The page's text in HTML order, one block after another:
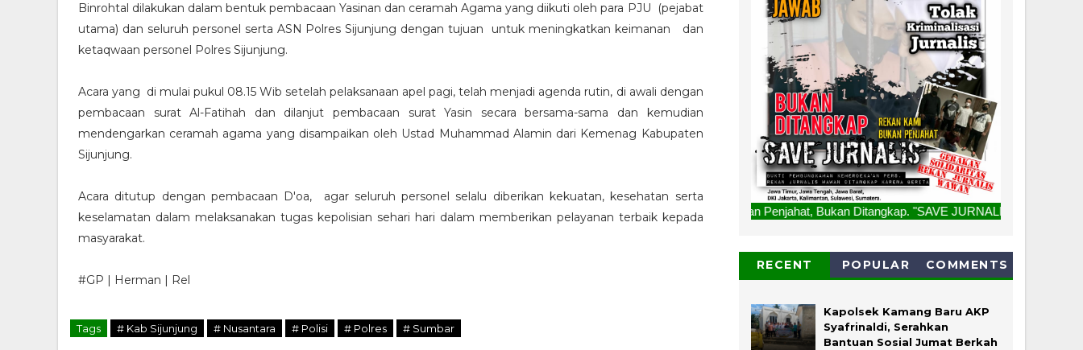
Binrohtal dilakukan dalam bentuk pembacaan Yasinan dan ceramah Agama yang diikuti oleh para PJU (pejabat
utama) dan seluruh personel serta ASN Polres Sijunjung dengan tujuan untuk meningkatkan keimanan dan
ketaqwaan personel Polres Sijunjung.
Acara yang di mulai pukul 08.15 Wib setelah pelaksanaan apel pagi, telah menjadi agenda rutin, di awali dengan
pembacaan surat Al-Fatihah dan dilanjut pembacaan surat Yasin secara bersama-sama dan kemudian
mendengarkan ceramah agama yang disampaikan oleh Ustad Muhammad Alamin dari Kemenag Kabupaten
Sijunjung.
Acara ditutup dengan pembacaan D'oa, agar seluruh personel selalu diberikan kekuatan, kesehatan serta
keselamatan dalam melaksanakan tugas kepolisian sehari hari dalam memberikan pelayanan terbaik kepada
masyarakat.
#GP | Herman | Rel
Tags # Kab Sijunjung # Nusantara # Polisi # Polres # Sumbar
SERUAN LEMBAGA & ORGANISASI PERS UNTUK BERSATU. "Tolak Kriminalisasi Jurnalis, Rekan Kami Bukan Penjahat, Bukan Ditangkap. "SAVE JURNALIS" Salam Redaksi
RECENT POPULAR COMMENTS
Kapolsek Kamang Baru AKP
Syafrinaldi, Serahkan
Bantuan Sosial Jumat Berkah